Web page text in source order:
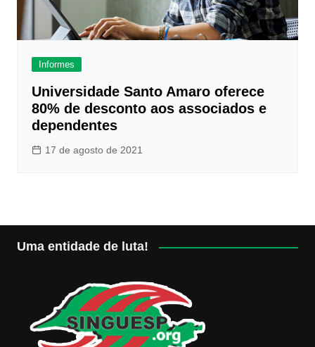
Informes
Universidade Santo Amaro oferece
80% de desconto aos associados e
dependentes
17 de agosto de 2021
Uma entidade de luta!